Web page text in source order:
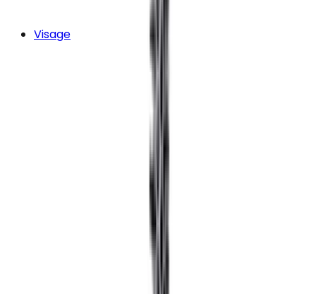
Visage